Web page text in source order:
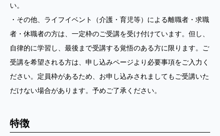
い。
・その他、ライフイベント（介護・育児等）による離職者・求職
者・休職者の方は、一定枠のご受講を受け付けています。但し、
自律的に学習し、最後まで受講する覚悟のある方に限ります。ご
受講を希望される方は、申し込みページより必要事項をご入力く
ださい。定員枠があるため、お申し込みされましてもご受講いた
だけない場合があります。予めご了承ください。
特徴